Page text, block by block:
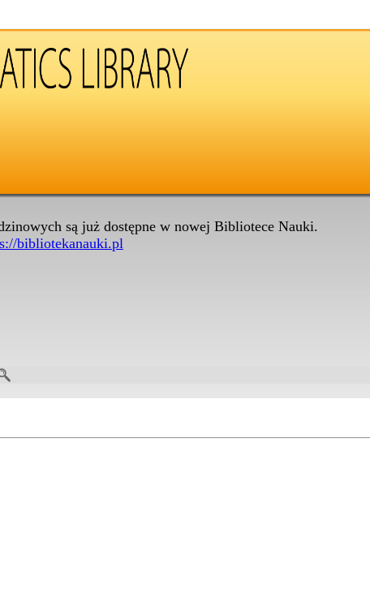
są już dostępne w nowej Bibliotece Nauki.
bibliotekanauki.pl